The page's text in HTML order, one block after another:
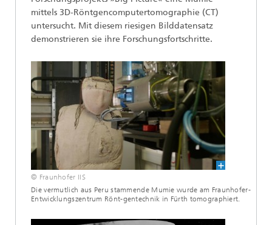
mittels 3D-Röntgencomputertomographie (CT)
untersucht. Mit diesem riesigen Bilddatensatz
demonstrieren sie ihre Forschungsfortschritte.
© Fraunhofer IIS
Die vermutlich aus Peru stammende Mumie wurde am Fraunhofer-
Entwicklungszentrum Rönt-gentechnik in Fürth tomographiert.